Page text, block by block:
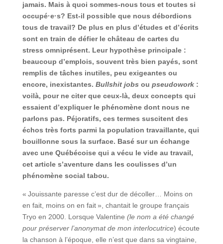
jamais. Mais à quoi sommes-nous tous et toutes si
occupé·e·s? Est-il possible que nous débordions
tous de travail? De plus en plus d’études et d’écrits
sont en train de défier le château de cartes du
stress omniprésent. Leur hypothèse principale :
beaucoup d’emplois, souvent très bien payés, sont
remplis de tâches inutiles, peu exigeantes ou
encore, inexistantes. Bullshit jobs ou pseudowork :
voilà, pour ne citer que ceux-là, deux concepts qui
essaient d’expliquer le phénomène dont nous ne
parlons pas. Péjoratifs, ces termes suscitent des
échos très forts parmi la population travaillante, qui
bouillonne sous la surface. Basé sur un échange
avec une Québécoise qui a vécu le vide au travail,
cet article s’aventure dans les coulisses d’un
phénomène social tabou.
« Jouissante paresse c’est dur de décoller… Moins on
en fait, moins on en fait », chantait le groupe français
Tryo en 2000. Lorsque Valentine (le nom a été changé
pour préserver l’anonymat de mon interlocutrice) écoute
la chanson à l’époque, elle n’est que dans sa vingtaine,